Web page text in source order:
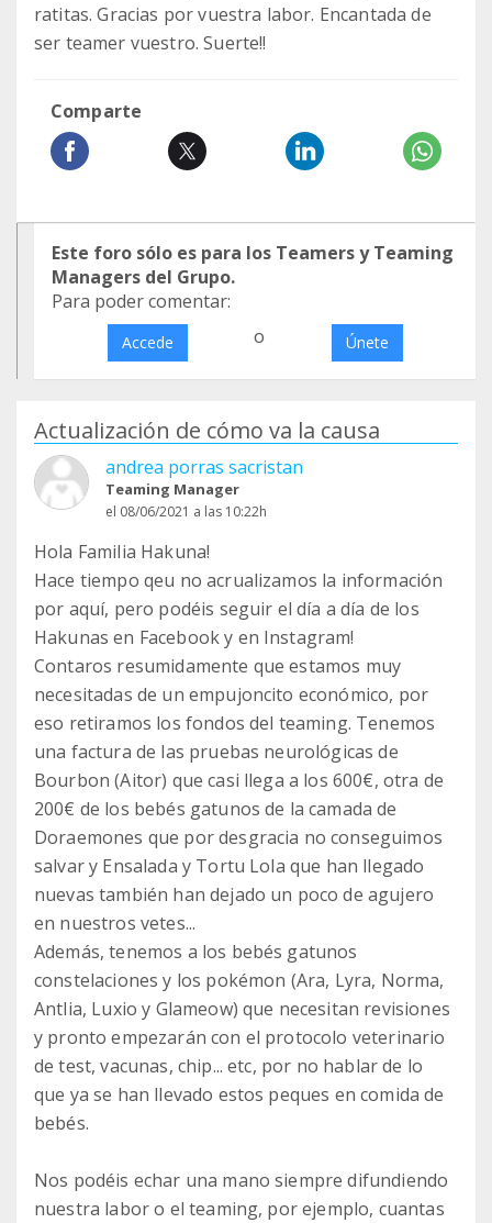
ratitas. Gracias por vuestra labor. Encantada de
ser teamer vuestro. Suerte!!
Comparte
Este foro sólo es para los Teamers y Teaming
Managers del Grupo.
Para poder comentar:
Accede o Únete
Actualización de cómo va la causa
andrea porras sacristan
Teaming Manager
el 08/06/2021 a las 10:22h
Hola Familia Hakuna!
Hace tiempo qeu no acrualizamos la información
por aquí, pero podéis seguir el día a día de los
Hakunas en Facebook y en Instagram!
Contaros resumidamente que estamos muy
necesitadas de un empujoncito económico, por
eso retiramos los fondos del teaming. Tenemos
una factura de las pruebas neurológicas de
Bourbon (Aitor) que casi llega a los 600€, otra de
200€ de los bebés gatunos de la camada de
Doraemones que por desgracia no conseguimos
salvar y Ensalada y Tortu Lola que han llegado
nuevas también han dejado un poco de agujero
en nuestros vetes...
Además, tenemos a los bebés gatunos
constelaciones y los pokémon (Ara, Lyra, Norma,
Antlia, Luxio y Glameow) que necesitan revisiones
y pronto empezarán con el protocolo veterinario
de test, vacunas, chip... etc, por no hablar de lo
que ya se han llevado estos peques en comida de
bebés.
Nos podéis echar una mano siempre difundiendo
nuestra labor o el teaming, por ejemplo, cuantas